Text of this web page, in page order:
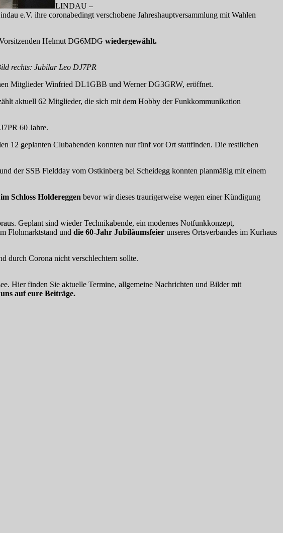
LINDAU –
e.V. ihre coronabedingt verschobene Jahreshauptversammlung mit Wahlen
Helmut DG6MDG wiedergewählt.
rechts: Jubilar Leo DJ7PR
Mitglieder Winfried DL1GBB und Werner DG3GRW, eröffnet.
aktuell 62 Mitglieder, die sich mit dem Hobby der Funkkommunikation
60 Jahre.
12 geplanten Clubabenden konnten nur fünf vor Ort stattfinden. Die restlichen
der SSB Fieldday vom Ostkinberg bei Scheidegg konnten planmäßig mit einem
Schloss Holdereggen bevor wir dieses traurigerweise wegen einer Kündigung
Geplant sind wieder Technikabende, ein modernes Notfunkkonzept,
Flohmarktstand und die 60-Jahr Jubiläumsfeier unseres Ortsverbandes im Kurhaus
durch Corona nicht verschlechtern sollte.
Hier finden Sie aktuelle Termine, allgemeine Nachrichten und Bilder mit
auf eure Beiträge.